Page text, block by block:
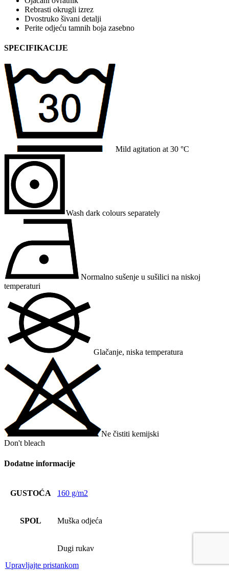
Rebrasti okrugli izrez
Dvostruko šivani detalji
Perite odjeću tamnih boja zasebno
SPECIFIKACIJE
Mild agitation at 30 °C
Wash dark colours separately
Normalno sušenje u sušilici na niskoj
temperaturi
Glačanje, niska temperatura
Ne čistiti kemijski
Don't bleach
Dodatne informacije
GUSTOĆA 160 g/m2
SPOL Muška odjeća
Dugi rukav
,
Upravljajte pristankom